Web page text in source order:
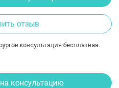
отзыв
консультация бесплатная.
консультацию